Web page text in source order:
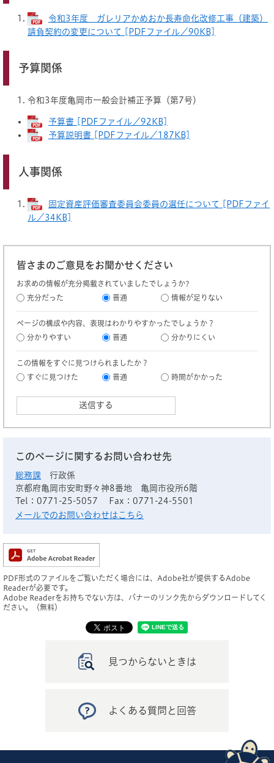
令和3年度 ガレリアかめおか長寿命化改修工事（建築）
請負契約の変更について [PDFファイル／90KB]
予算関係
令和3年度亀岡市一般会計補正予算（第7号）
予算書 [PDFファイル／92KB]
予算説明書 [PDFファイル／187KB]
人事関係
固定資産評価審査委員会委員の選任について [PDFファイ
ル／34KB]
皆さまのご意見をお聞かせください
お求めの情報が充分掲載されていましたでしょうか?
充分だった
普通 情報が足りない
ページの構成や内容、表現はわかりやすかったでしょうか？
分かりやすい
普通 分かりにくい
この情報をすぐに見つけられましたか？
すぐに見つけた
普通 時間がかかった
このページに関するお問い合わせ先
総務課
行政係
京都府亀岡市安町野々神8番地 亀岡市役所6階
Tel：0771-25-5057
Fax：0771-24-5501
メールでのお問い合わせはこちら
PDF形式のファイルをご覧いただく場合には、Adobe社が提供するAdobe
Readerが必要です。
Adobe Readerをお持ちでない方は、バナーのリンク先からダウンロードしてく
ださい。（無料）
見つからないときは
よくある質問と回答